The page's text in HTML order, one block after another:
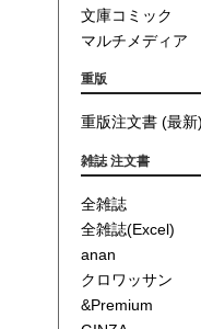
文庫コミック
マルチメディア
重版
重版注文書 (最新)
雑誌 注文書
全雑誌
全雑誌(Excel)
anan
クロワッサン
&Premium